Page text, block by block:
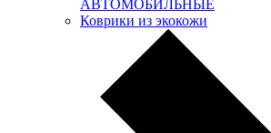
АВТОМОБИЛЬНЫЕ
Коврики из экокожи